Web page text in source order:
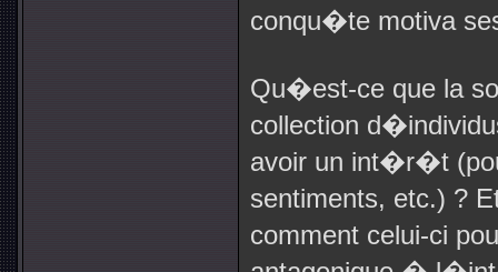
conqu�te motiva
Qu�est-ce que la
collection
avoir un int�r�t
sentiments, etc.) ?
comment celui-ci